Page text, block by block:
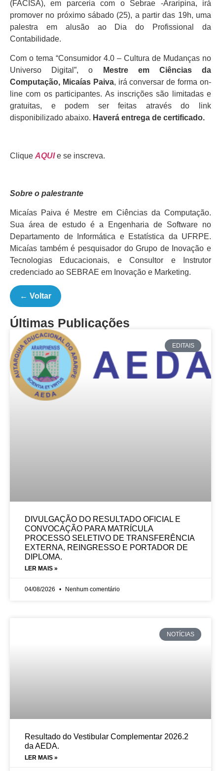
(FACISA), em parceria com o Sebrae -Araripina, irá
promover no próximo sábado (25), a partir das 19h, uma
palestra em alusão ao Dia do Profissional da
Contabilidade.
Com o tema “Consumidor 4.0 – Cultura de Mudanças no
Universo Digital”, o
Mestre em Ciências da
Computação, Micaías Paiva, irá conversar de forma on-
line com os participantes. As inscrições são limitadas e
gratuitas, e podem ser feitas através do link
disponibilizado abaixo. Haverá entrega de certificado.
Clique AQUIe se inscreva.
Sobre o palestrante
Micaías Paiva é Mestre em Ciências da Computação.
Sua área de estudo é a Engenharia de Software no
Departamento de Informática e Estatística da UFRPE.
Micaías também é pesquisador do Grupo de Inovação e
Tecnologias Educacionais, e Consultor e Instrutor
credenciado ao SEBRAE em Inovação e Marketing.
← Voltar
Últimas Publicações
EDITAIS
DIVULGAÇÃO DO RESULTADO OFICIAL E
CONVOCAÇÃO PARA MATRÍCULA
PROCESSO SELETIVO DE TRANSFERÊNCIA
EXTERNA, REINGRESSO E PORTADOR DE
DIPLOMA.
LER MAIS »
04/08/2026 Nenhum comentário
NOTÍCIAS
Resultado do Vestibular Complementar 2026.2
da AEDA.
LER MAIS »